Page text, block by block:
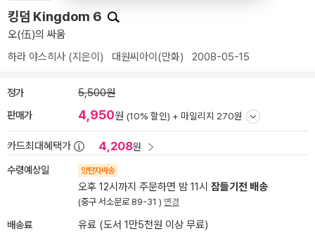
킹덤 Kingdom 6
오(伍)의 싸움
하라 야스히사 (지은이) 대원씨아이(만화) 2008-05-15
정가 5,500원
판매가 4,950원 (10% 할인) + 마일리지 270원
카드최대혜택가 4,208원
수령예상일 양탄자배송
오후 12시까지 주문하면 밤 11시 잠들기전 배송
(중구 서소문로 89-31 ) 변경
배송료
유료 (도서 1만5천원 이상 무료)